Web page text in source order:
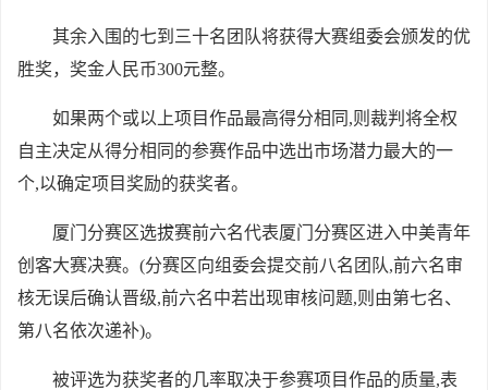
其余入围的七到三十名团队将获得大赛组委会颁发的优
胜奖，奖金人民币300元整。
如果两个或以上项目作品最高得分相同,则裁判将全权
自主决定从得分相同的参赛作品中选出市场潜力最大的一
个,以确定项目奖励的获奖者。
厦门分赛区选拔赛前六名代表厦门分赛区进入中美青年
创客大赛决赛。(分赛区向组委会提交前八名团队,前六名审
核无误后确认晋级,前六名中若出现审核问题,则由第七名、
第八名依次递补)。
被评选为获奖者的几率取决于参赛项目作品的质量,表